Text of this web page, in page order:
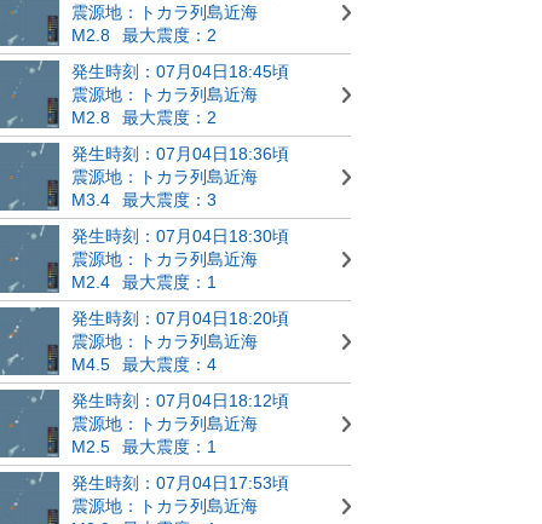
震源地：トカラ列島近海
M2.8
最大震度：2
発生時刻：07月04日18:45頃
震源地：トカラ列島近海
M2.8
最大震度：2
発生時刻：07月04日18:36頃
震源地：トカラ列島近海
M3.4
最大震度：3
発生時刻：07月04日18:30頃
震源地：トカラ列島近海
M2.4
最大震度：1
発生時刻：07月04日18:20頃
震源地：トカラ列島近海
M4.5
最大震度：4
発生時刻：07月04日18:12頃
震源地：トカラ列島近海
M2.5
最大震度：1
発生時刻：07月04日17:53頃
震源地：トカラ列島近海